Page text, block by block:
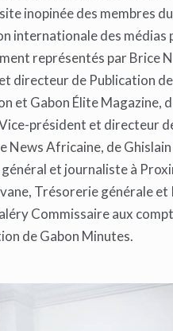
inopinée des membres
internationale des médias
représentés par Brice
directeur de Publication
et Gabon Élite Magazine,
Vice-président et directeur
News Africaine, de
et journaliste à
Trésorerie générale
Commissaire aux
de Gabon Minutes.